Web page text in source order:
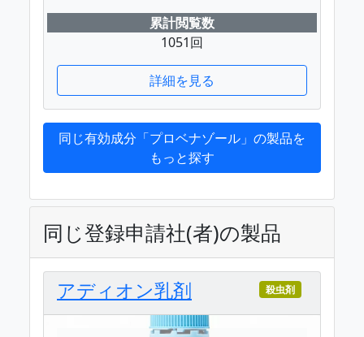
累計閲覧数
1051回
詳細を見る
同じ有効成分「プロベナゾール」の製品を
もっと探す
同じ登録申請社(者)の製品
アディオン乳剤 殺虫剤